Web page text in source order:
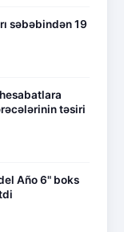
səbəbindən 19
təsiri
Año 6" boks